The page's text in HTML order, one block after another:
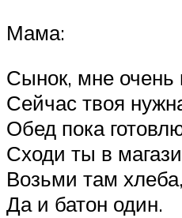
Мама:
Сынок, мне
Сейчас твоя
Обед пока
Сходи ты в
Возьми там
Да и батон один.